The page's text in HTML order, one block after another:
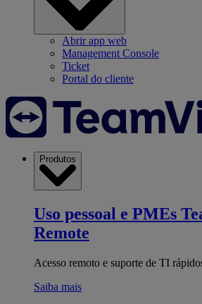
Abrir app web
Management Console
Ticket
Portal do cliente
Produtos
Uso pessoal e PMEs
Remote
Acesso remoto e suporte de TI
Saiba mais